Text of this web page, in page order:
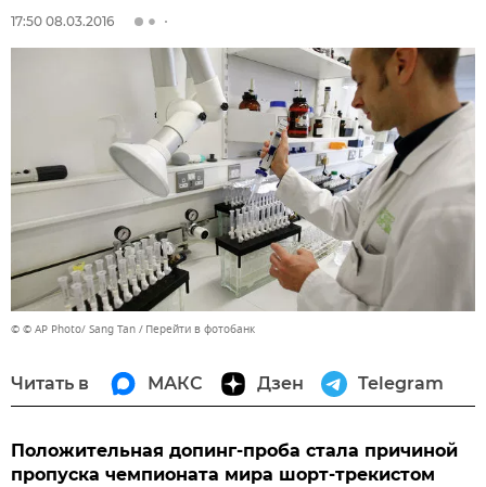
17:50 08.03.2016
© © AP Photo/ Sang Tan Перейти в фотобанк
Читать в МАКС Дзен Telegram
Положительная допинг-проба стала причиной
пропуска чемпионата мира шорт-трекистом